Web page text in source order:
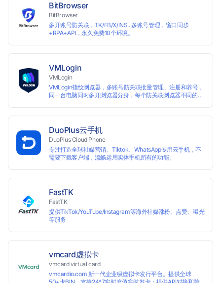
BitBrowser
BitBrowser
多开账号防关联，TK/FB/X/INS...多账号管理，窗口同步
+RPA+API，永久免费10个环境。
VMLogin
VMLogin
VMLogin指纹浏览器，多账号防关联批量管理、注册和养号，
同一台电脑同时多开浏览器分身，每个防关联浏览器不同的
DuoPlus云手机
DuoPlus Cloud Phone
专注打造全球社媒营销、Tiktok、WhatsApp专用云手机，不
需要下载客户端，流畅运用实体手机所有的功能。
FastTK
FastTK
提供TikTok/YouTube/Instagram等海外社媒涨粉、点赞、曝光
等服务
vmcard虚拟卡
vmcard virtual card
vmcardio.com 新一代企业级虚拟卡发行平台。提供全球